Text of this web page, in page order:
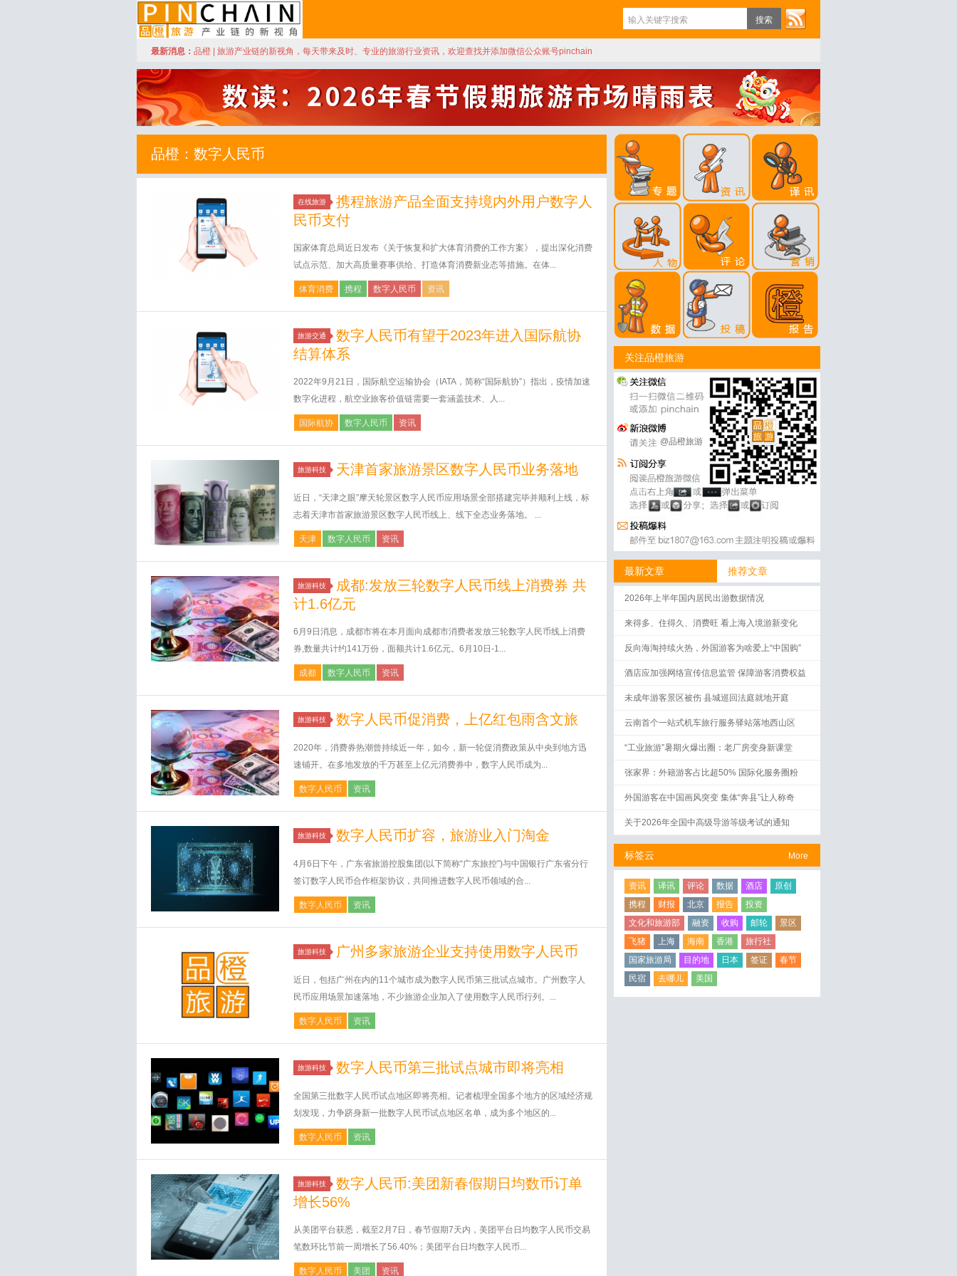
品橙旅游
最新消息： 品橙 | 旅游产业链的新视角，每天带来及时、专业的旅游行业资讯，欢迎查找并添加微信公众账号pinchain
品橙：数字人民币
在线旅游
携程旅游产品全面支持境内外用户数字人
民币支付
国家体育总局近日发布《关于恢复和扩大体育消费的工作方案》，提出深化消费
试点示范、加大高质量赛事供给、打造体育消费新业态等措施。在体...
体育消费 携程 数字人民币 资讯
旅游交通
数字人民币有望于2023年进入国际航协
结算体系
2022年9月21日，国际航空运输协会（IATA，简称“国际航协”）指出，疫情加速
数字化进程，航空业旅客价值链需要一套涵盖技术、人...
国际航协 数字人民币 资讯
旅游科技 天津首家旅游景区数字人民币业务落地
近日，“天津之眼”摩天轮景区数字人民币应用场景全部搭建完毕并顺利上线，标
志着天津市首家旅游景区数字人民币线上、线下全态业务落地。 ...
天津 数字人民币 资讯
旅游科技
成都:发放三轮数字人民币线上消费券 共
计1.6亿元
6月9日消息，成都市将在本月面向成都市消费者发放三轮数字人民币线上消费
券,数量共计约141万份，面额共计1.6亿元。6月10日-1...
成都 数字人民币 资讯
旅游科技 数字人民币促消费，上亿红包雨含文旅
2020年，消费券热潮曾持续近一年，如今，新一轮促消费政策从中央到地方迅
速铺开。在多地发放的千万甚至上亿元消费券中，数字人民币成为...
数字人民币 资讯
旅游科技 数字人民币扩容，旅游业入门淘金
4月6日下午，广东省旅游控股集团(以下简称“广东旅控”)与中国银行广东省分行
签订数字人民币合作框架协议，共同推进数字人民币领域的合...
数字人民币 资讯
旅游科技 广州多家旅游企业支持使用数字人民币
近日，包括广州在内的11个城市成为数字人民币第三批试点城市。广州数字人
民币应用场景加速落地，不少旅游企业加入了使用数字人民币行列。...
数字人民币 资讯
旅游科技 数字人民币第三批试点城市即将亮相
全国第三批数字人民币试点地区即将亮相。记者梳理全国多个地方的区域经济规
划发现，力争跻身新一批数字人民币试点地区名单，成为多个地区的...
数字人民币 资讯
旅游科技
数字人民币:美团新春假期日均数币订单
增长56%
从美团平台获悉，截至2月7日，春节假期7天内，美团平台日均数字人民币交易
笔数环比节前一周增长了56.40%；美团平台日均数字人民币...
数字人民币 美团 资讯
关注品橙旅游
@品橙旅游
最新文章 推荐文章
2026年上半年国内居民出游数据情况
来得多、住得久、消费旺 看上海入境游新变化
反向海淘持续火热，外国游客为啥爱上“中国购”
酒店应加强网络宣传信息监管 保障游客消费权益
未成年游客景区被伤 县城巡回法庭就地开庭
云南首个一站式机车旅行服务驿站落地西山区
“工业旅游”暑期火爆出圈：老厂房变身新课堂
张家界：外籍游客占比超50% 国际化服务圈粉
外国游客在中国画风突变 集体“奔县”让人称奇
关于2026年全国中高级导游等级考试的通知
More
标签云
资讯 译讯 评论 数据 酒店
原创
携程
财报 北京 报告
投资
文化和旅游部
融资 收购 邮轮
景区
飞猪
上海 海南 香港
旅行社
国家旅游局
目的地 日本 签证
春节
民宿
去哪儿 美国